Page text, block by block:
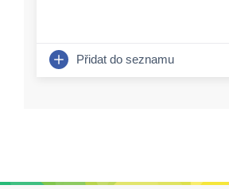
Přidat do seznamu